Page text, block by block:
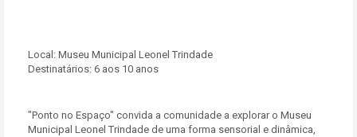
Local: Museu Municipal Leonel Trindade
Destinatários: 6 aos 10 anos
"Ponto no Espaço" convida a comunidade a explorar o Museu
Municipal Leonel Trindade de uma forma sensorial e dinâmica,